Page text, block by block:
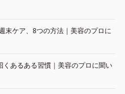
末ケア、8つの方法｜美容のプロに
くあるある習慣｜美容のプロに聞い